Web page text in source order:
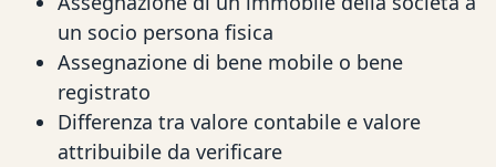
un socio persona fisica
Assegnazione di bene mobile o bene
registrato
Differenza tra valore contabile e valore
attribuibile da verificare